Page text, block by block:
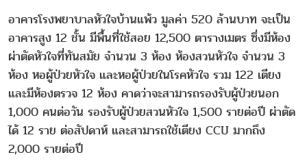
อาคารโรงพยาบาลหัวใจบ้านแพ้ว มูลค่า 520 ล้านบาท จะเป็น
อาคารสูง 12 ชั้น มีพื้นที่ใช้สอย 12,500 ตารางเมตร ซึ่งมีห้อง
ผ่าตัดหัวใจที่ทันสมัย จำนวน 3 ห้อง ห้องสวนหัวใจ จำนวน 3
ห้อง หอผู้ป่วยหัวใจ และหอผู้ป่วยในโรคหัวใจ รวม 122 เตียง
และมีห้องตรวจ 12 ห้อง คาดว่าจะสามารถรองรับผู้ป่วยนอก
1,000 คนต่อวัน รองรับผู้ป่วยสวนหัวใจ 1,500 รายต่อปี ผ่าตัด
ได้ 12 ราย ต่อสัปดาห์ และสามารถใช้เตียง CCU มากถึง
2,000 รายต่อปี